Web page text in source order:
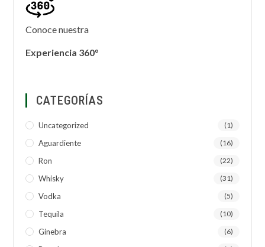
Conoce nuestra
Experiencia 360°
CATEGORÍAS
Uncategorized (1)
Aguardiente (16)
Ron (22)
Whisky (31)
Vodka (5)
Tequila (10)
Ginebra (6)